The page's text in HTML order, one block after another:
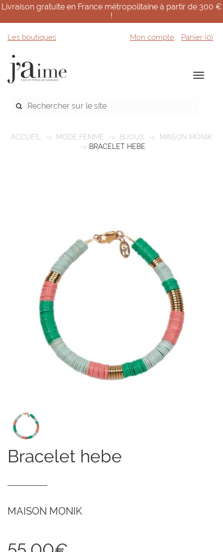
Livraison gratuite en France métropolitaine à partir de 300 €
!
Les boutiques Mon compte Panier (0)
ACCUEIL MODE FEMME BIJOUX
MAISON MÖNIK
BRACELET HEBE
bracelet hebe
MAISON MONIK